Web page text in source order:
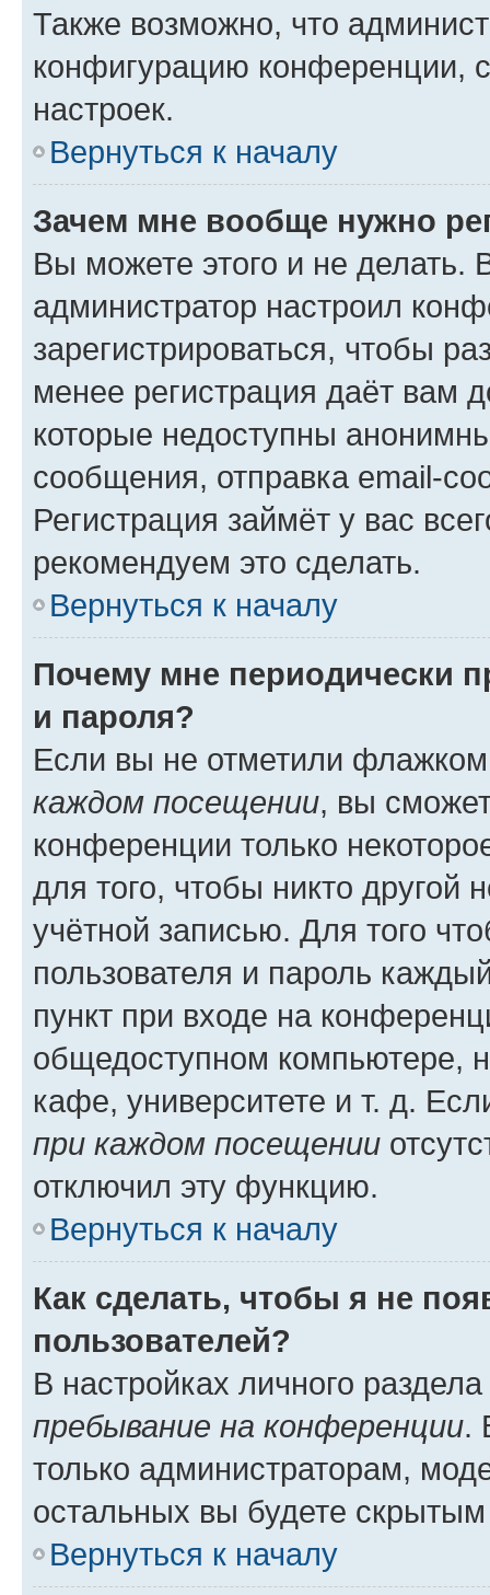
Также возможно, что
конфигурацию конференции,
настроек.
Вернуться к началу
Зачем мне вообще нужно
Вы можете этого и не делать.
администратор настроил
зарегистрироваться, чтобы
менее регистрация даёт вам
которые недоступны
сообщения, отправка email-
Регистрация займёт у вас
рекомендуем это сделать.
Вернуться к началу
Почему мне периодически
и пароля?
Если вы не отметили
каждом посещении, вы
конференции только
для того, чтобы никто другой
учётной записью. Для того
пользователя и пароль
пункт при входе на
общедоступном компьютере,
кафе, университете и т. д.
при каждом посещении
отключил эту функцию.
Вернуться к началу
Как сделать, чтобы я не
пользователей?
В настройках личного
пребывание на конференции.
только администраторам,
остальных вы будете
Вернуться к началу